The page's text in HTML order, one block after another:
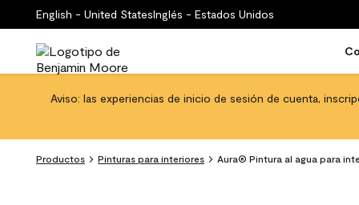
English - United StatesInglés - Estados Unidos
Aviso: las experiencias de inicio de sesión de cuenta,
Productos Pinturas para interiores Aura® Pintura al agua para